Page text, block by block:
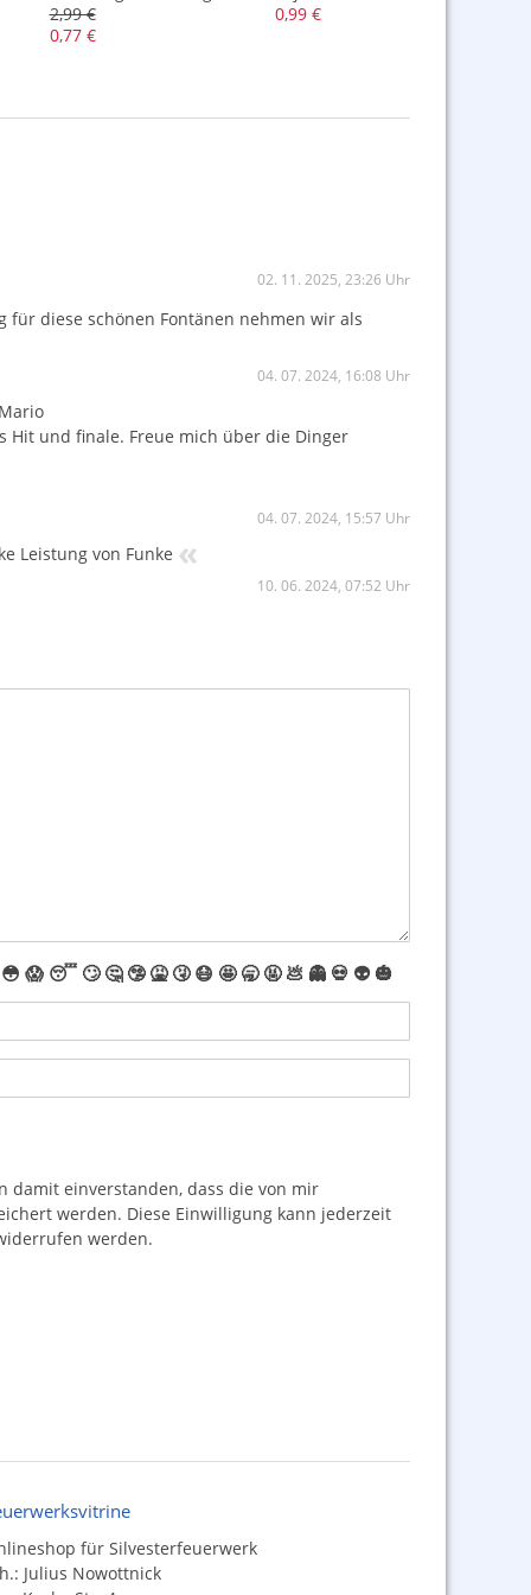
2,99 €
0,77 €
0,99 €
02. 11. 2025, 23:26 Uhr
für diese schönen Fontänen nehmen wir als
04. 07. 2024, 16:08 Uhr
Hit und finale. Freue mich über die Dinger
04. 07. 2024, 15:57 Uhr
Leistung von Funke «
10. 06. 2024, 07:52 Uhr
😳 😱 😴 🙄 🤔 🤥 🤮 🤧 😷 🤩 🥱 🤬 💩 👻 💀 👽 🎃
einverstanden, dass die von mir
werden. Diese Einwilligung kann jederzeit
werden.
für Silvesterfeuerwerk
Julius Nowottnick